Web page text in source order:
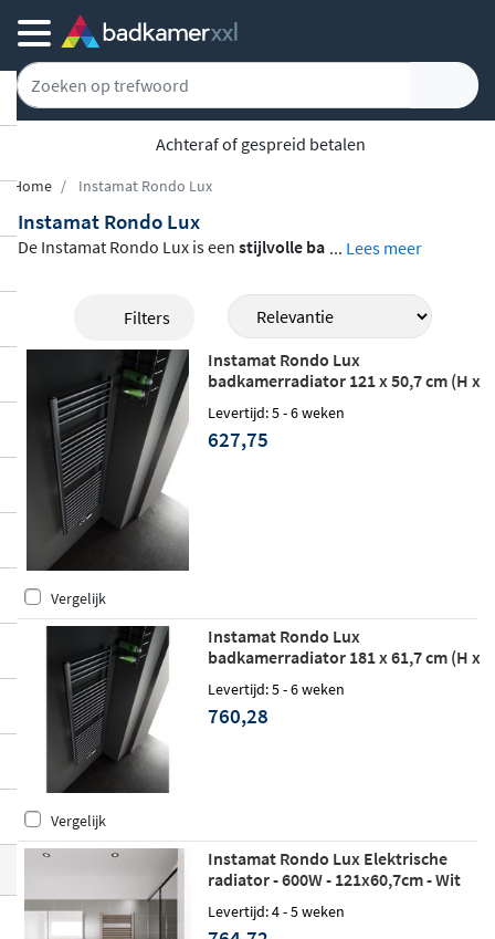
5779 klanten geven ons een 9.1
Home Instamat Rondo Lux
Instamat Rondo Lux
De Instamat Rondo Lux is een stijlvolle ba
werp van D-vormige collectorbuizen en ro
nde horizontale elementen. Dit geeft de ra
diator een moderne, tijdloze uitstraling di
e in elke badkamer opvalt. Het assortimen
t omvat zowel
cv-radiatoren als elektrisch
e uitvoeringen
, in verschillende hoogtes e
n breedtes, zodat je altijd een model vindt
dat past bij de ruimte en het verwarmings
vermogen dat je nodig hebt. Alle modelle
n zijn voorzien van een
erende afwerking
leverd met bevestigingsmateriaal en ontlu
... Lees meer
Filters
Instamat Rondo Lux
badkamerradiator 121 x 50,7 cm (H x
L) soft mat zwart
Levertijd: 5 - 6 weken
627,75
Vergelijk
Instamat Rondo Lux
badkamerradiator 181 x 61,7 cm (H x
Levertijd: 5 - 6 weken
760,28
Vergelijk
Instamat Rondo Lux Elektrische
radiator - 600W - 121x60,7cm - Wit
Levertijd: 4 - 5 weken